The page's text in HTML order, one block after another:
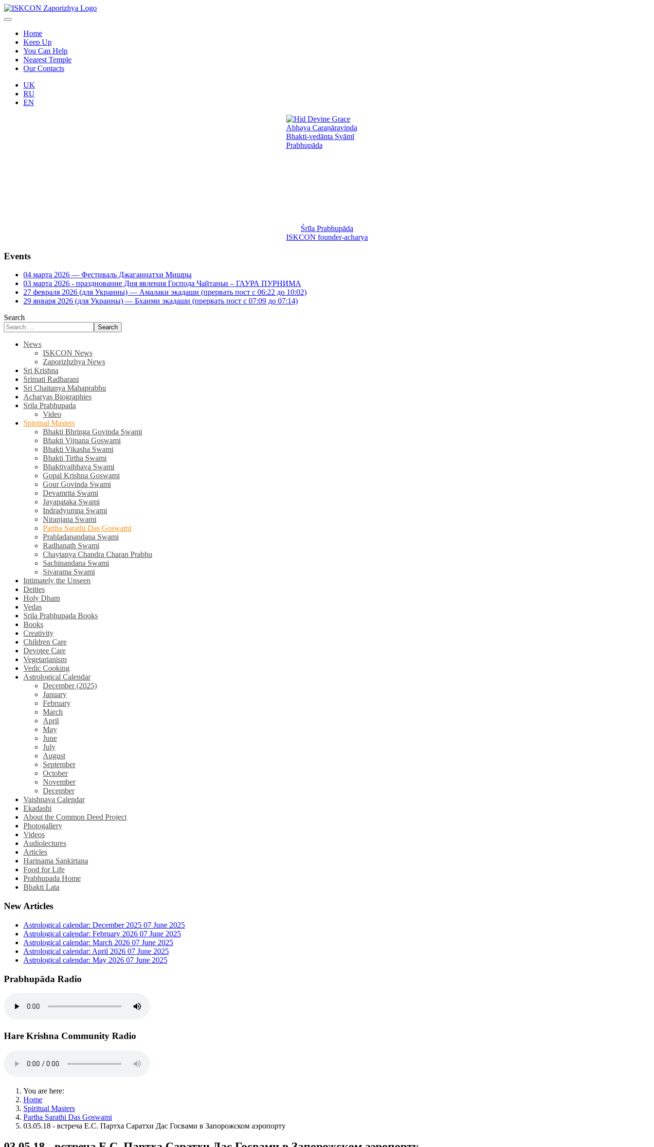
Home
Keep Up
You Can Help
Nearest Temple
Our Contacts
UK
RU
EN
Śrīla Prabhupāda
ISKCON founder-acharya
Events
04 марта 2026 — Фестиваль Джаганнатхи Мишры
03 марта 2026 - празднование Дня явления Господа Чайтаньи – ГАУРА ПУРНИМА
27 февраля 2026 (для Украины) — Амалаки экадаши (прервать пост с 06:22 до 10:02)
29 января 2026 (для Украины) — Бхаими экадаши (прервать пост с 07:09 до 07:14)
Search
Search
News
ISKCON News
Zaporizhzhya News
Sri Krishna
Srimati Radharani
Sri Chaitanya Mahaprabhu
Acharyas Biographies
Srila Prabhupada
Video
Spiritual Masters
Bhakti Bhringa Govinda Swami
Bhakti Vijnana Goswami
Bhakti Vikasha Swami
Bhakti Tirtha Swami
Bhaktivaibhava Swami
Gopal Krishna Goswami
Gour Govinda Swami
Devamrita Swami
Jayapataka Swami
Indradyumna Swami
Niranjana Swami
Partha Sarathi Das Goswami
Prahladanandana Swami
Radhanath Swami
Chaytanya Chandra Charan Prabhu
Sachinandana Swami
Sivarama Swami
Intimately the Unseen
Deities
Holy Dham
Vedas
Srila Prabhupada Books
Books
Creativity
Children Care
Devotee Care
Vegetarianism
Vedic Cooking
Astrological Calendar
December (2025)
January
February
March
April
May
June
July
August
September
October
November
December
Vaishnava Calendar
Ekadashi
About the Common Deed Project
Photogallery
Videos
Audiolectures
Articles
Harinama Sankirtana
Food for Life
Prabhupada Home
Bhakti Lata
New Articles
Astrological calendar: December 2025 07 June 2025
Astrological calendar: February 2026 07 June 2025
Astrological calendar: March 2026 07 June 2025
Astrological calendar: April 2026 07 June 2025
Astrological calendar: May 2026 07 June 2025
Prabhupāda Radio
Hare Krishna Community Radio
You are here:
Home
Spiritual Masters
Partha Sarathi Das Goswami
03.05.18 - встреча Е.С. Партха Саратхи Дас Госвами в Запорожском аэропорту